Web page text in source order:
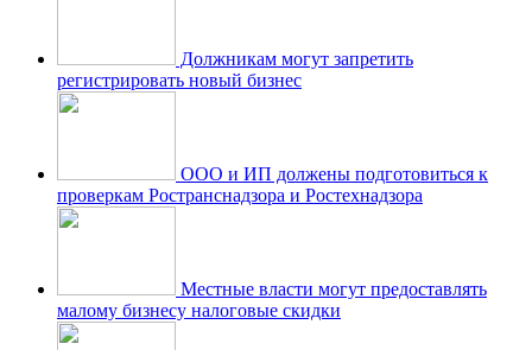
Должникам могут запретить
регистрировать новый бизнес
ООО и ИП должены подготовиться к
проверкам Ространснадзора и Ростехнадзора
Местные власти могут предоставлять
малому бизнесу налоговые скидки